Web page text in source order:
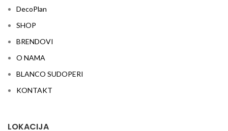
DecoPlan
SHOP
BRENDOVI
O NAMA
BLANCO SUDOPERI
KONTAKT
LOKACIJA